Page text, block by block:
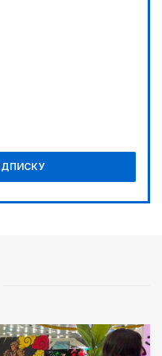
только муку...
на Седьмом канале –